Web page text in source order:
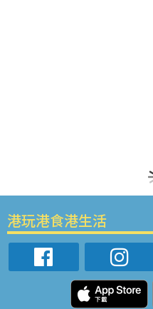
港玩港食港生活